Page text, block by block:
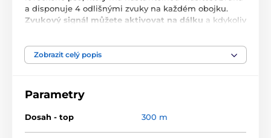
a disponuje 4 odlišnými zvuky na každém obojku.
Zvukový signál můžete aktivovat na dálku a kdykoliv
a rádiovýdosah dálkového ovládání je až 300 m. Má
nastavitelnou citlivost pohybu a nastavitelnou
dálku:
deaktivovat dočasně obojek- aktivovat obojek poté, co
obojku 65 cm - nastavitelná v kombinaci s velikostí
krku od 20 do 50 cm
Zobrazit celý popis
Parametry
Dosah - top 300 m